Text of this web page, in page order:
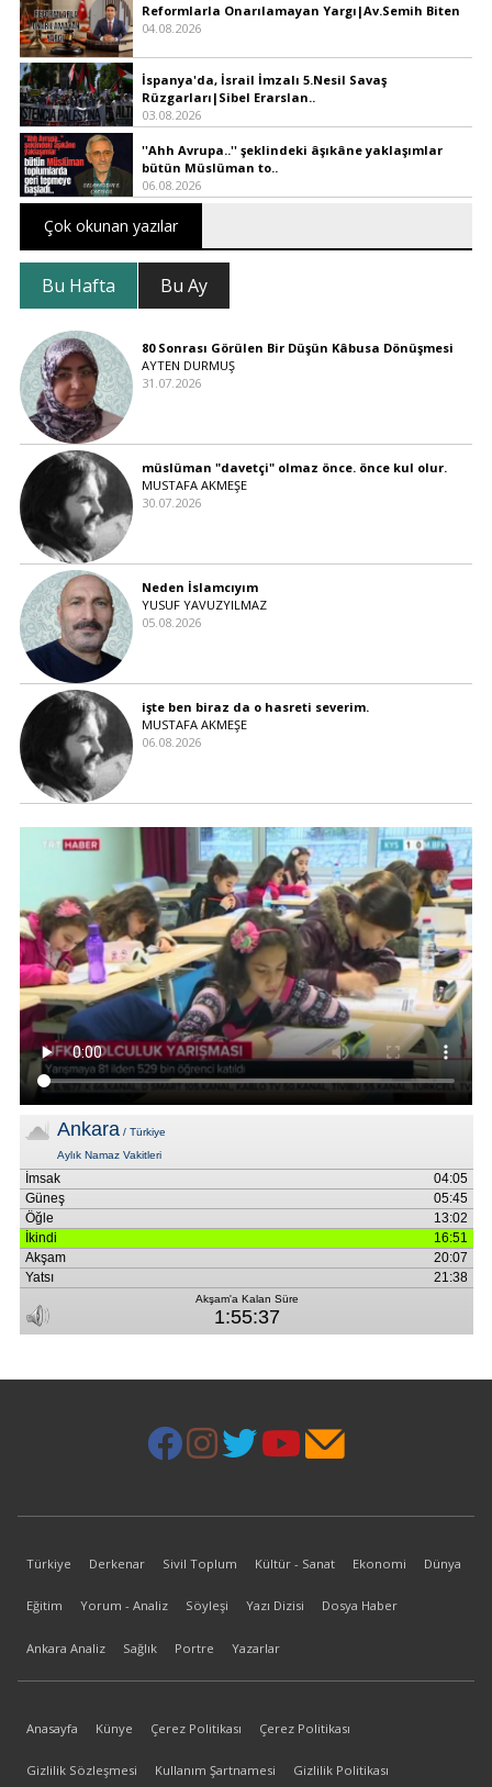
Reformlarla Onarılamayan Yargı|Av.Semih Biten
04.08.2026
İspanya'da, İsrail İmzalı 5.Nesil Savaş
Rüzgarları|Sibel Erarslan..
03.08.2026
''Ahh Avrupa..'' şeklindeki âşıkâne yaklaşımlar
bütün Müslüman to..
06.08.2026
Çok okunan yazılar
Bu Hafta Bu Ay
80 Sonrası Görülen Bir Düşün Kâbusa Dönüşmesi
AYTEN DURMUŞ
31.07.2026
müslüman "davetçi" olmaz önce. önce kul olur.
MUSTAFA AKMEŞE
30.07.2026
Neden İslamcıyım
YUSUF YAVUZYILMAZ
05.08.2026
işte ben biraz da o hasreti severim.
MUSTAFA AKMEŞE
06.08.2026
Türkiye Derkenar Sivil Toplum Kültür - Sanat Ekonomi Dünya
Eğitim Yorum - Analiz Söyleşi Yazı Dizisi Dosya Haber
Ankara Analiz Sağlık Portre Yazarlar
Anasayfa Künye Çerez Politikası Çerez Politikası
Gizlilik Sözleşmesi Kullanım Şartnamesi Gizlilik Politikası